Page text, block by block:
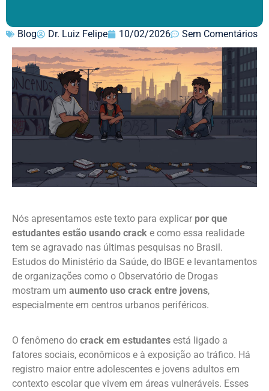
Blog Dr. Luiz Felipe 10/02/2026 Sem Comentários
Nós apresentamos este texto para explicar por que
estudantes estão usando crack e como essa realidade
tem se agravado nas últimas pesquisas no Brasil.
Estudos do Ministério da Saúde, do IBGE e levantamentos
de organizações como o Observatório de Drogas
mostram um aumento uso crack entre jovens,
especialmente em centros urbanos periféricos.
O fenômeno do crack em estudantes está ligado a
fatores sociais, econômicos e à exposição ao tráfico. Há
registro maior entre adolescentes e jovens adultos em
contexto escolar que vivem em áreas vulneráveis. Esses